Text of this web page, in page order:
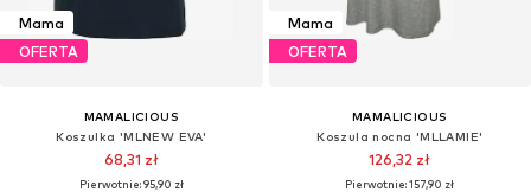
Mama
OFERTA
MAMALICIOUS
Koszulka 'MLNEW EVA'
68,31 zł
Pierwotnie: 95,90 zł
Mama
OFERTA
MAMALICIOUS
Koszula nocna 'MLLAMIE'
126,32 zł
Pierwotnie: 157,90 zł